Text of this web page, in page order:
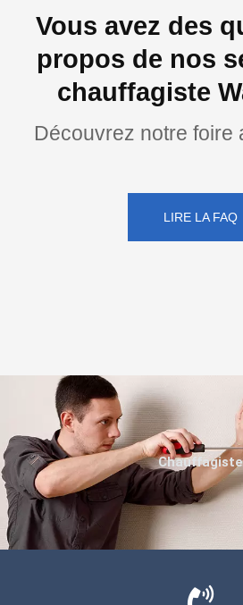
Vous avez des
propos de nos
chauffagiste
Découvrez notre foire
LIRE LA FAQ
Chauffagiste